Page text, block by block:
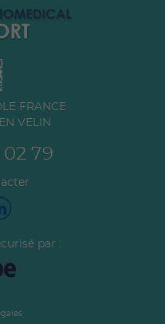
FRANCE
VELIN
79
par :